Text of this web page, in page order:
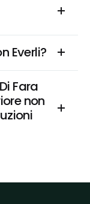
Everli?
Fara
non